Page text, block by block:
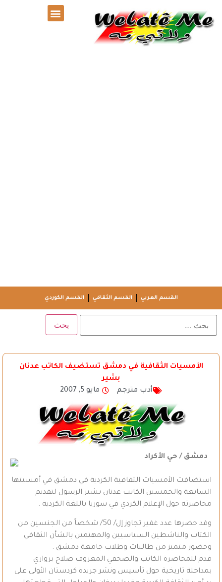
القسم العربي القسم الثقافي القسم الكوردي
الأمسيات الثقافية في دمشق تستضيف الكاتب عدنان
بشير
أدب مترجم
مايو 5, 2007
دمشق / حي الأكراد
استضافت الأمسيات الثقافية الكردية في دمشق في أمسيتها
السابعة والخمسين الكاتب عدنان بشير الرسول لتقديم
محاضرته حول الإعلام الكردي في سوريا باللغة الكردية .
وقد حضرها عدد غفير تجاوز إل/ 50/ شخصاً من الجنسين من
الكتاب والناشطين السياسيين والمهتمين بالشأن الثقافي
وحضور متميز من طالبات وطلاب جامعة دمشق .
قدم للمحاضرة الكاتب والصحفي المعروف صلاح برواري
بمداخلة تاريخية حول تأسيس ونشر جريدة كردستان الأولى على